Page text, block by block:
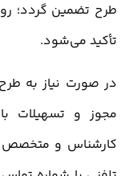
طرح تضمین گردد؛
تأکید می‌شود.
در صورت نیاز به
مجوز و تسهیلات